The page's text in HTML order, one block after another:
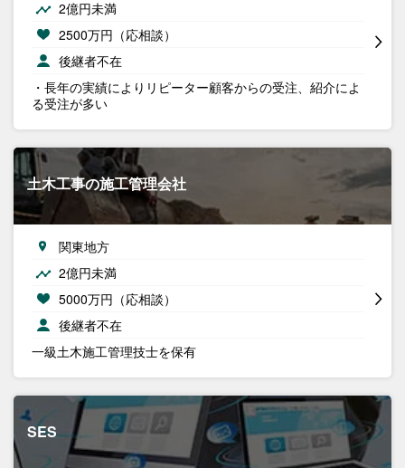
2億円未満
2500万円（応相談）
後継者不在
・長年の実績によりリピーター顧客からの受注、紹介によ
る受注が多い
土木工事の施工管理会社
関東地方
2億円未満
5000万円（応相談）
後継者不在
一級土木施工管理技士を保有
SES